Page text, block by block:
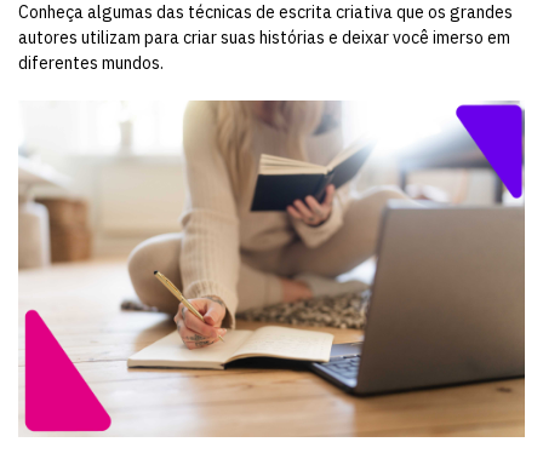
Conheça algumas das técnicas de escrita criativa que os grandes
autores utilizam para criar suas histórias e deixar você imerso em
diferentes mundos.